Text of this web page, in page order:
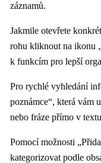
záznamů.
Jakmile otevřete
rohu kliknout na ikonu
k funkcím pro lepší
Pro rychlé vyhledání
poznámce“, která vám
nebo fráze přímo v
Pomocí možnosti
kategorizovat podle